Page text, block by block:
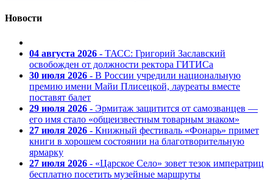
Новости
04 августа 2026 - ТАСС: Григорий Заславский
освобожден от должности ректора ГИТИСа
30 июля 2026 - В России учредили национальную
премию имени Майи Плисецкой, лауреаты вместе
поставят балет
29 июля 2026 - Эрмитаж защитится от самозванцев —
его имя стало «общеизвестным товарным знаком»
27 июля 2026 - Книжный фестиваль «Фонарь» примет
книги в хорошем состоянии на благотворительную
ярмарку
27 июля 2026 - «Царское Село» зовет тезок императриц
бесплатно посетить музейные маршруты